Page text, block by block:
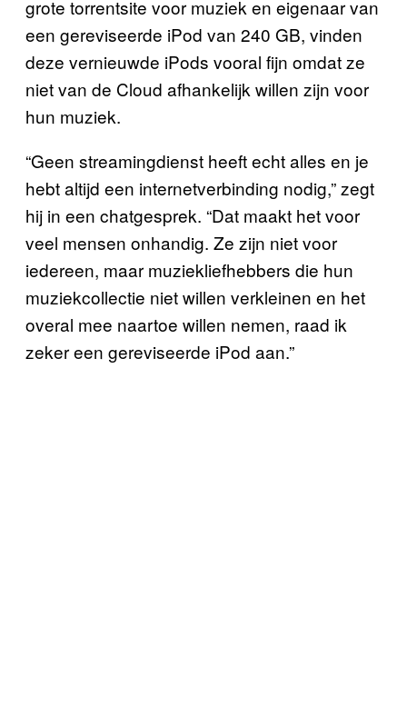
grote torrentsite voor muziek en eigenaar van
een gereviseerde iPod van 240 GB, vinden
deze vernieuwde iPods vooral fijn omdat ze
niet van de Cloud afhankelijk willen zijn voor
hun muziek.
“Geen streamingdienst heeft echt alles en je
hebt altijd een internetverbinding nodig,” zegt
hij in een chatgesprek. “Dat maakt het voor
veel mensen onhandig. Ze zijn niet voor
iedereen, maar muziekliefhebbers die hun
muziekcollectie niet willen verkleinen en het
overal mee naartoe willen nemen, raad ik
zeker een gereviseerde iPod aan.”